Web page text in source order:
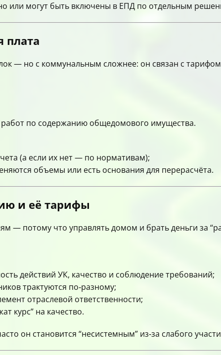
или могут быть включены в ЕПД по отдельным
плата
— но с коммунальным сложнее: он связан с
по содержанию общедомового имущества.
(а если их нет — по нормативам);
объемы или есть основания для перерасчёта.
и её тарифы
— потому что управлять домом и брать деньги за
действий УК, качество и соблюдение требований;
трактуются по‑разному;
отраслевой ответственности;
курс” на качество.
он становится “несистемным” из‑за слабого